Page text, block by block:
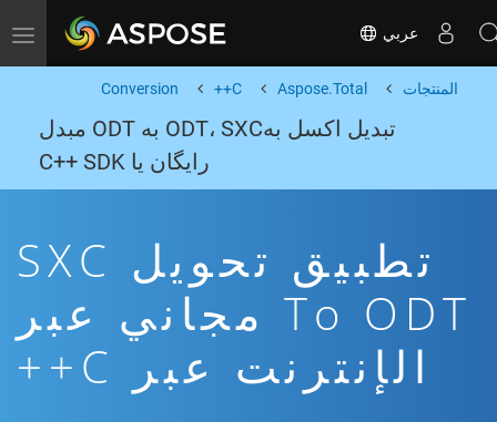
Toggle navigation عربي
المنتجات Aspose.Total
C++
Conversion
تبدیل اکسل بهODT، SXC به ODT مبدل
رایگان یا C++ SDK
تطبيق تحويل SXC
To ODT مجاني عبر
الإنترنت عبر C++